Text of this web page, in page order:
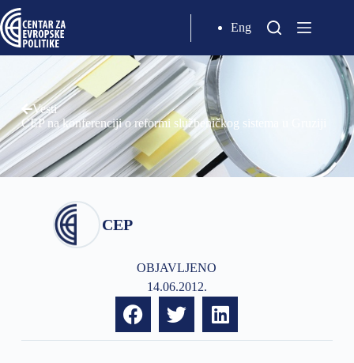
Eng
Vesti
CEP na konferenciji o reformi službeničkog sistema u Gruziji
CEP
OBJAVLJENO
14.06.2012.